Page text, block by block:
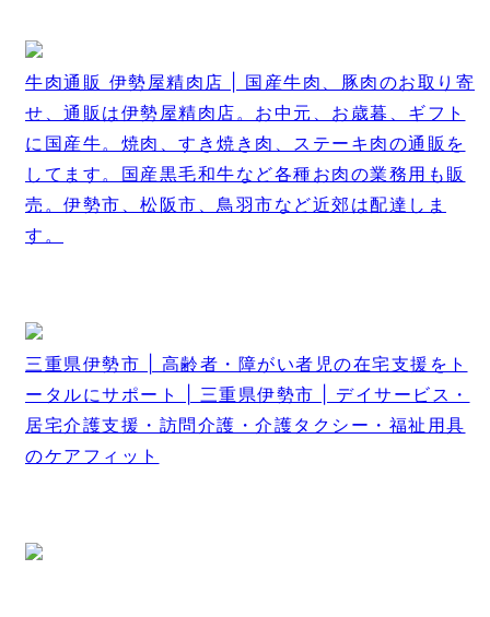
牛肉通販 伊勢屋精肉店 | 国産牛肉、豚肉のお取り寄
せ、通販は伊勢屋精肉店。お中元、お歳暮、ギフト
に国産牛。焼肉、すき焼き肉、ステーキ肉の通販を
してます。国産黒毛和牛など各種お肉の業務用も販
売。伊勢市、松阪市、鳥羽市など近郊は配達しま
す。
三重県伊勢市 | 高齢者・障がい者児の在宅支援をト
ータルにサポート | 三重県伊勢市 | デイサービス・
居宅介護支援・訪問介護・介護タクシー・福祉用具
のケアフィット